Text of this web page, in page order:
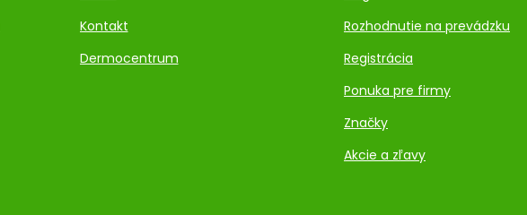
Kontakt
Dermocentrum
Rozhodnutie na prevádzku
Registrácia
Ponuka pre firmy
Značky
Akcie a zľavy